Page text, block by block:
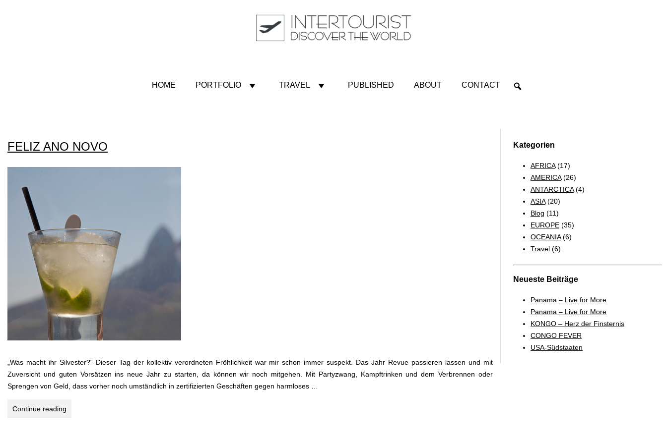
HOME PORTFOLIO TRAVEL PUBLISHED ABOUT CONTACT
FELIZ ANO NOVO
„Was macht ihr Silvester?“ Dieser Tag der kollektiv verordneten Fröhlichkeit war mir schon immer suspekt. Das Jahr Revue passieren lassen und mit
Zuversicht und guten Vorsätzen ins neue Jahr zu starten, da können wir noch mitgehen. Mit Partyzwang, Kampftrinken und dem Verbrennen oder
Sprengen von Geld, dass vorher noch umständlich in zertifizierten Geschäften gegen harmloses …
Continue reading
Kategorien
AFRICA(17)
AMERICA(26)
ANTARCTICA(4)
ASIA(20)
Blog (11)
EUROPE (35)
OCEANIA(6)
Travel (6)
Neueste Beiträge
Panama – Live for More
Panama – Live for More
KONGO – Herz der Finsternis
CONGO FEVER
USA-Südstaaten